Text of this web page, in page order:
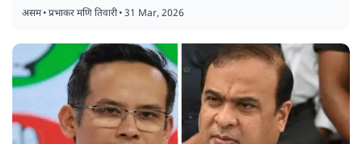
असम•प्रभाकर मणि तिवारी•31 Mar, 2026